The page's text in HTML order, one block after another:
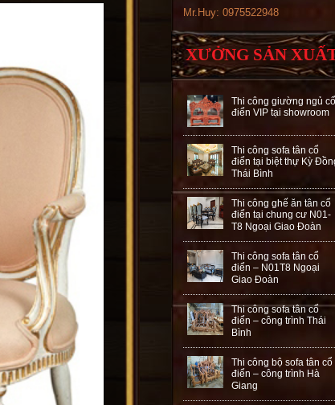
Mr.Huy: 0975522948
XƯỞNG SẢN
Thi công giường ngủ cổ
điển VIP tại showroom
Thi công sofa tân cổ
điển tại biệt thự Kỳ
Thái Bình
Thi công ghế ăn tân cổ
điển tại chung cư N01-
T8 Ngoại Giao Đoàn
Thi công sofa tân cổ
điển – N01T8 Ngoại
Giao Đoàn
Thi công sofa tân cổ
điển – công trình Thái
Bình
Thi công bộ sofa tân cổ
điển – công trình Hà
Giang